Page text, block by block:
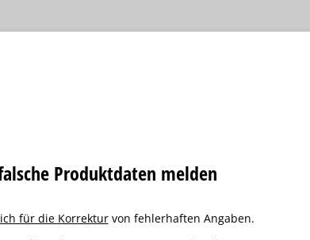
Produktdaten melden
für die Korrekturvon fehlerhaften Angaben.